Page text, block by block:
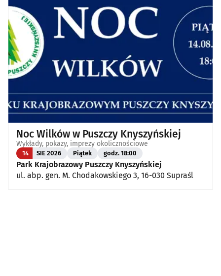
Noc Wilków w Puszczy Knyszyńskiej
Wykłady, pokazy, imprezy okolicznościowe
14 SIE 2026 Piątek godz. 18:00
Park Krajobrazowy Puszczy Knyszyńskiej
ul. abp. gen. M. Chodakowskiego 3, 16-030 Supraśl